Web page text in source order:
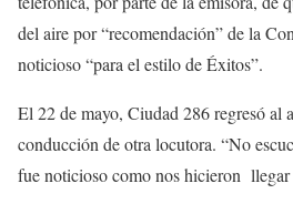
del aire por “recomendación” de la
noticioso “para el estilo de Éxitos”.
El 22 de mayo, Ciudad 286 regresó al
conducción de otra locutora. “No
fue noticioso como nos hicieron llegar